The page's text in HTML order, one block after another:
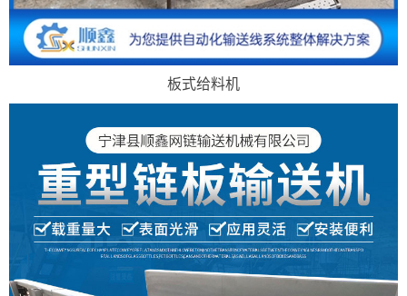
板式给料机